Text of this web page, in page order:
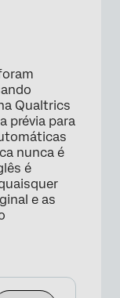
Qualtrics
prévia para
nunca é
é
e as